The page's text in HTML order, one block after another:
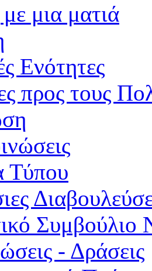
μια ματιά
Ενότητες
προς τους
Τύπου
Συμβούλιο
- Δράσεις